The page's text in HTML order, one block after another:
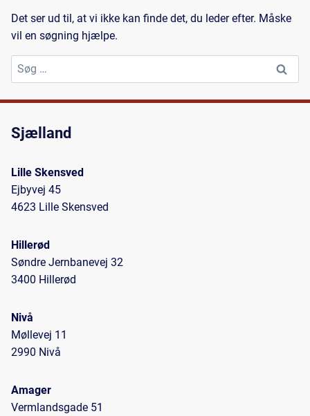
Det ser ud til, at vi ikke kan finde det, du leder efter. Måske
vil en søgning hjælpe.
Søg
efter:
Sjælland
Lille Skensved
Ejbyvej 45
4623 Lille Skensved
Hillerød
Søndre Jernbanevej 32
3400 Hillerød
Nivå
Møllevej 11
2990 Nivå
Amager
Vermlandsgade 51